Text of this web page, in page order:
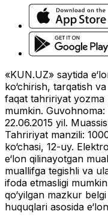
«KUN.UZ» saytida
ko‘chirish, tarqatish
faqat tahririyat yozma
mumkin.
22.06.2015 yil.
Tahririyat manzili:
ko‘chasi, 12-uy.
e‘lon qilinayotgan
muallifga tegishli va
ifoda etmasligi
qo‘yilgan mazkur
huquqlari asosida